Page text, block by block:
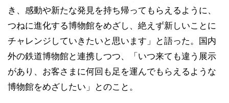
き、感動や新たな発見を持ち帰ってもらえるように、
つねに進化する博物館をめざし、絶えず新しいことに
チャレンジしていきたいと思います」と語った。国内
外の鉄道博物館と連携しつつ、「いつ来ても違う展示
があり、お客さまに何回も足を運んでもらえるような
博物館をめざしたい」とのこと。